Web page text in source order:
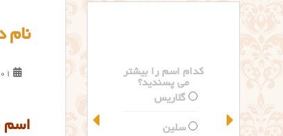
نام
اسم
کدام اسم را بیشتر
می پسندید؟
گلاریس
سلین